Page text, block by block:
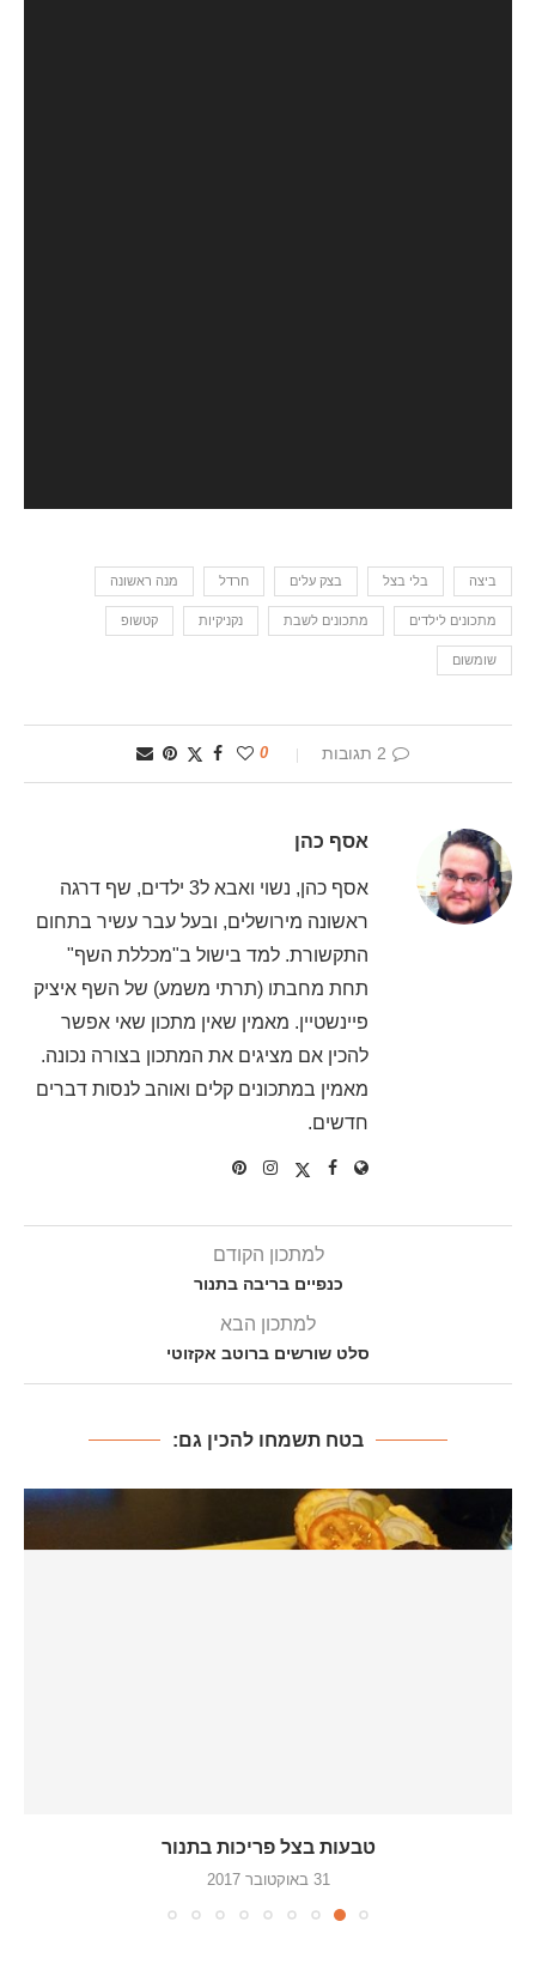
ביצה בלי בצל בצק עלים חרדל מנה ראשונה
מתכונים לילדים מתכונים לשבת נקניקיות קטשופ
שומשום
2 תגובות 0
אסף כהן
אסף כהן, נשוי ואבא ל3 ילדים, שף דרגה
ראשונה מירושלים, ובעל עבר עשיר בתחום
התקשורת. למד בישול ב"מכללת השף"
תחת מחבתו (תרתי משמע) של השף איציק
פיינשטיין. מאמין שאין מתכון שאי אפשר
להכין אם מציגים את המתכון בצורה נכונה.
מאמין במתכונים קלים ואוהב לנסות דברים
חדשים.
למתכון הקודם
כנפיים בריבה בתנור
למתכון הבא
סלט שורשים ברוטב אקזוטי
בטח תשמחו להכין גם:
טבעות בצל פריכות בתנור
31 באוקטובר 2017